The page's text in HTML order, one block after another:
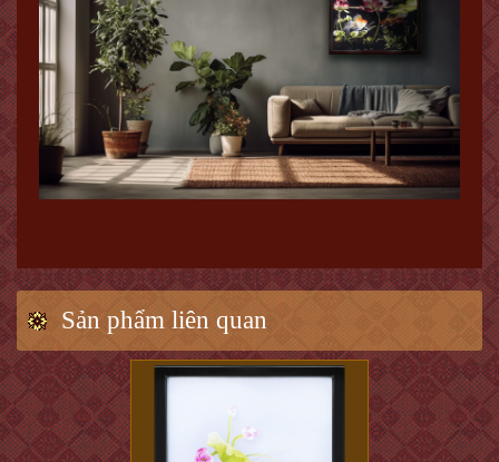
Sản phẩm liên quan